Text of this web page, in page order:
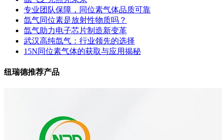
专业团队保障，同位素气体品质可靠
氙气同位素是放射性物质吗？
氙气助力电子芯片制造新变革
武汉高纯氙气：行业领先的选择
15N同位素气体的获取与应用揭秘
纽瑞德推荐产品